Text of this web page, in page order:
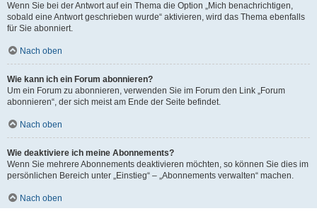
Wenn Sie bei der Antwort auf ein Thema die Option „Mich benachrichtigen,
sobald eine Antwort geschrieben wurde“ aktivieren, wird das Thema ebenfalls
für Sie abonniert.
Nach oben
Wie kann ich ein Forum abonnieren?
Um ein Forum zu abonnieren, verwenden Sie im Forum den Link „Forum
abonnieren“, der sich meist am Ende der Seite befindet.
Nach oben
Wie deaktiviere ich meine Abonnements?
Wenn Sie mehrere Abonnements deaktivieren möchten, so können Sie dies im
persönlichen Bereich unter „Einstieg“ – „Abonnements verwalten“ machen.
Nach oben